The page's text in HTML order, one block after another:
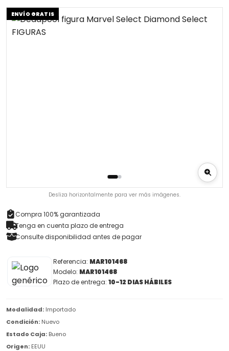
ENVÍO GRATIS
Desliza horizontalmente para ver más imágenes.
Compra 100% garantizada
Tenga en cuenta plazo de entrega
Consulte disponibilidad antes de pagar
Referencia: MAR101468
Modelo: MAR101468
Plazo de entrega: 10-12 DIAS HÁBILES
Modalidad: Importado
Condición: Nuevo
Estado Caja: Bueno
Origen: EEUU